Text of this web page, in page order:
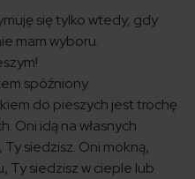
się tylko wtedy, gdy
mam wyboru.
spóźniony.
do pieszych jest trochę
Oni idą na własnych
siedzisz. Oni mokną,
Ty siedzisz w cieple lub